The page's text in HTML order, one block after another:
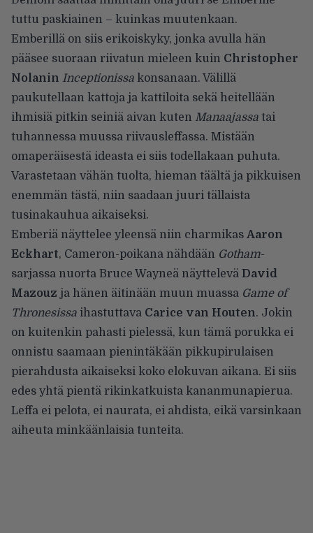
tuttu paskiainen – kuinkas muutenkaan.
Emberillä on siis erikoiskyky, jonka avulla hän
pääsee suoraan riivatun mieleen kuin Christopher
Nolanin Inceptionissa konsanaan. Välillä
paukutellaan kattoja ja kattiloita sekä heitellään
ihmisiä pitkin seiniä aivan kuten Manaajassa tai
tuhannessa muussa riivausleffassa. Mistään
omaperäisestä ideasta ei siis todellakaan puhuta.
Varastetaan vähän tuolta, hieman täältä ja pikkuisen
enemmän tästä, niin saadaan juuri tällaista
tusinakauhua aikaiseksi.
Emberiä näyttelee yleensä niin charmikas Aaron
Eckhart, Cameron-poikana nähdään Gotham-
sarjassa nuorta Bruce Wayneä näyttelevä David
Mazouz ja hänen äitinään muun muassa Game of
Thronesissa ihastuttava Carice van Houten. Jokin
on kuitenkin pahasti pielessä, kun tämä porukka ei
onnistu saamaan pienintäkään pikkupirulaisen
pierahdusta aikaiseksi koko elokuvan aikana. Ei siis
edes yhtä pientä rikinkatkuista kananmunapierua.
Leffa ei pelota, ei naurata, ei ahdista, eikä varsinkaan
aiheuta minkäänlaisia tunteita.